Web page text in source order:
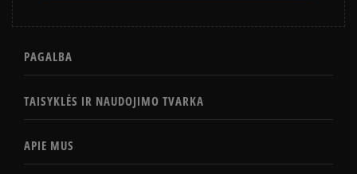
PAGALBA
TAISYKLĖS IR NAUDOJIMO TVARKA
APIE MUS